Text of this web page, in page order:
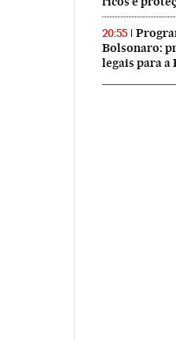
20:55
Bolsonaro:
legais para a